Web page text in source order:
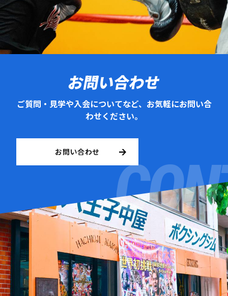
お問い合わせ
ご質問・見学や入会についてなど、お気軽にお問い合
わせください。
お問い合わせ